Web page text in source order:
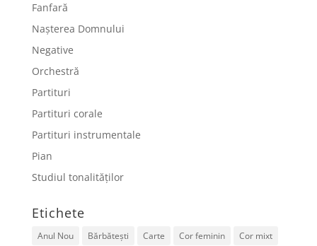
Fanfară
Nașterea Domnului
Negative
Orchestră
Partituri
Partituri corale
Partituri instrumentale
Pian
Studiul tonalităților
Etichete
Anul Nou Bărbătești Carte Cor feminin Cor mixt